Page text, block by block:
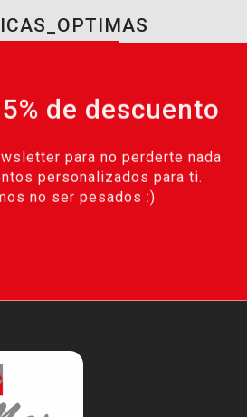
de descuento
para no perderte nada
personalizados para ti.
no ser pesados :)